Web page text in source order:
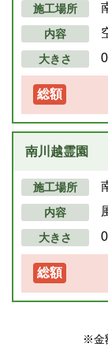
施工場所
内容
大きさ
総額
南川越霊園
施工場所
内容
大きさ
総額
※金